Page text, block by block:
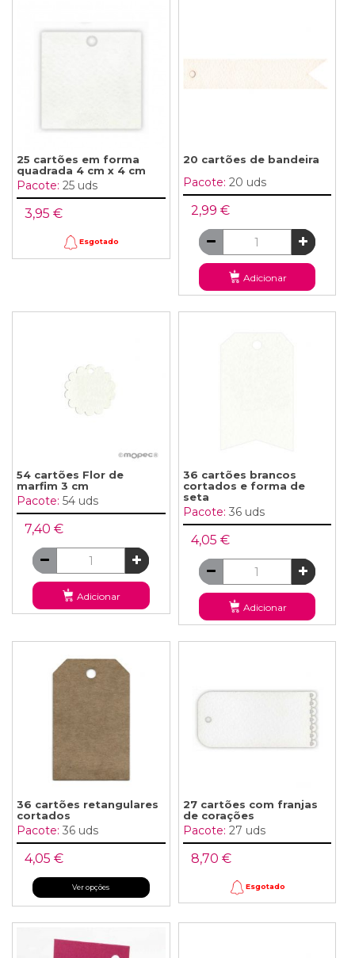
25 cartões em forma
quadrada 4 cm x 4 cm
Pacote: 25 uds
3,95 €
Esgotado
20 cartões de bandeira
Pacote: 20 uds
2,99 €
Adicionar
54 cartões Flor de
marfim 3 cm
Pacote: 54 uds
7,40 €
Adicionar
36 cartões brancos
cortados e forma de
seta
Pacote: 36 uds
4,05 €
Adicionar
36 cartões retangulares
cortados
Pacote: 36 uds
4,05 €
Ver opções
27 cartões com franjas
de corações
Pacote: 27 uds
8,70 €
Esgotado